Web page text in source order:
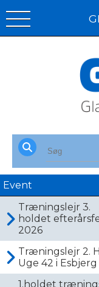
Event
Træningslejr 3.
holdet
2026
Træningslejr 2.
Uge 42 i Esbjerg
1.holdet